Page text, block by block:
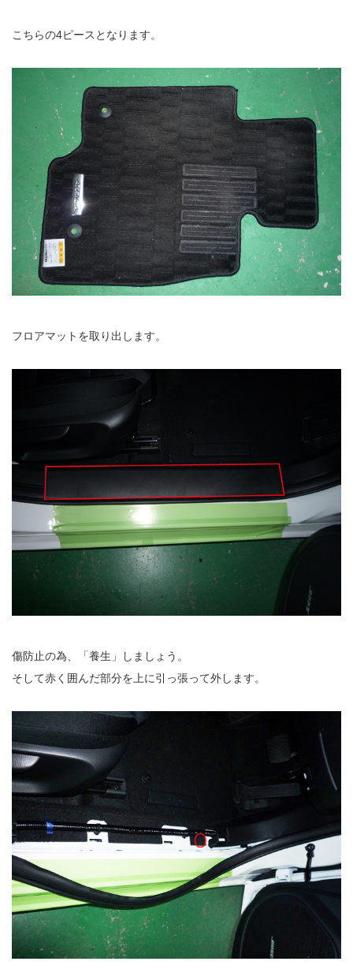
こちらの4ピースとなります。
フロアマットを取り出します。
傷防止の為、「養生」しましょう。
そして赤く囲んだ部分を上に引っ張って外します。